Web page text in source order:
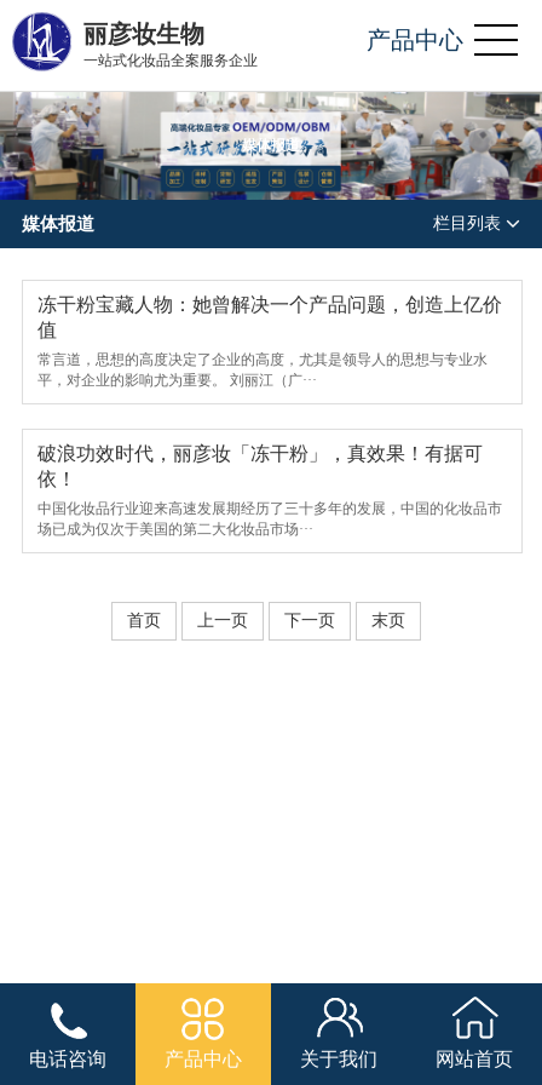
丽彦妆生物
一站式化妆品全案服务企业
产品中心
媒体报道
媒体报道 栏目列表
冻干粉宝藏人物：她曾解决一个产品问题，创造上亿价
值
常言道，思想的高度决定了企业的高度，尤其是领导人的思想与专业水
平，对企业的影响尤为重要。 刘丽江（广···
破浪功效时代，丽彦妆「冻干粉」，真效果！有据可
依！
中国化妆品行业迎来高速发展期经历了三十多年的发展，中国的化妆品市
场已成为仅次于美国的第二大化妆品市场···
首页 上一页 下一页 末页
电话咨询 产品中心 关于我们 网站首页